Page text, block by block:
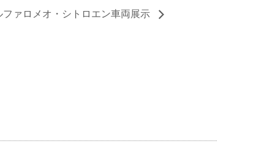
ァロメオ・シトロエン車両展示